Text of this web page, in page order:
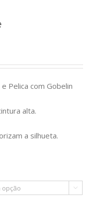
Pelica com Gobelin
alta.
a silhueta.
